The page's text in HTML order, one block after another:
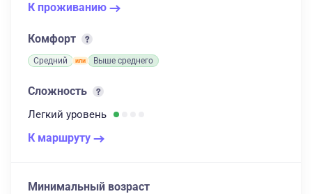
К проживанию
Комфорт
Средний Выше среднего
Сложность
Легкий уровень
К маршруту
Минимальный возраст